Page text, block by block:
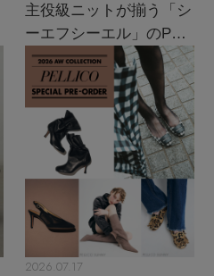
主役級ニットが揃う「シ
ーエフシーエル」のPOP
UPがスタート
2026.07.17